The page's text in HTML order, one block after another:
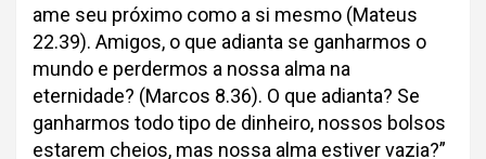
ame seu próximo como a si mesmo (Mateus
22.39). Amigos, o que adianta se ganharmos o
mundo e perdermos a nossa alma na
eternidade? (Marcos 8.36). O que adianta? Se
ganharmos todo tipo de dinheiro, nossos bolsos
estarem cheios, mas nossa alma estiver vazia?”